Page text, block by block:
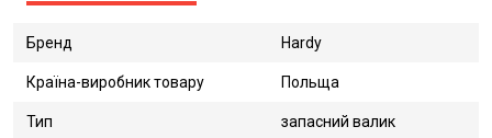
Бренд Hardy
Країна-виробник товару Польща
Тип запасний валик